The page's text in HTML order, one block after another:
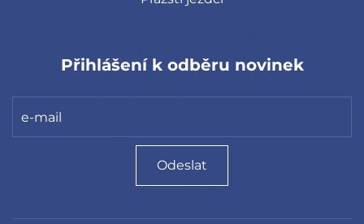
Přihlášení k odběru novinek
Odeslat